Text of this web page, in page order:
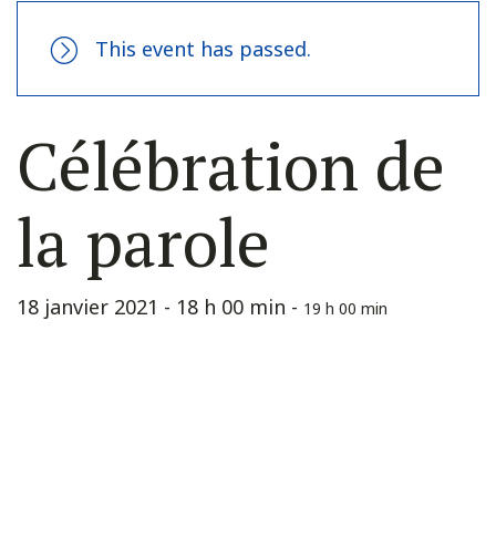
This event has passed.
Célébration de
la parole
18 janvier 2021 - 18 h 00 min - 19 h 00 min